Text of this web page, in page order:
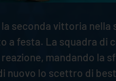
seconda vittoria nella
a festa. La squadra
mandando la
nuovo lo scettro di